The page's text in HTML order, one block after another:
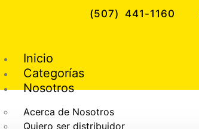
(507) 441-1160
Inicio
Categorías
Nosotros
Acerca de Nosotros
Quiero ser distribuidor